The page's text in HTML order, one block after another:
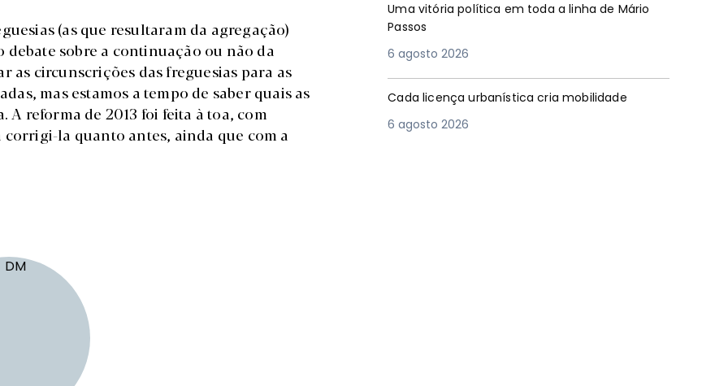
(as que resultaram da agregação)
sobre a continuação ou não da
as circunscrições das freguesias para as
mas estamos a tempo de saber quais as
A reforma de 2013 foi feita à toa, com
la quanto antes, ainda que com a
Uma vitória política em toda a linha de Mário
Passos
6 agosto 2026
Cada licença urbanística cria mobilidade
6 agosto 2026